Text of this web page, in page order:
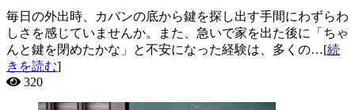
毎日の外出時、カバンの底から鍵を探し出す手間にわずらわ
しさを感じていませんか。また、急いで家を出た後に「ちゃ
んと鍵を閉めたかな」と不安になった経験は、多くの…[続
きを読む]
320